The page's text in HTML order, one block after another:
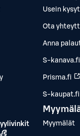
Usein
Ota
Anna
S-kanava.fi
Prisma.fi
S-kaupat.fi
Myymälät